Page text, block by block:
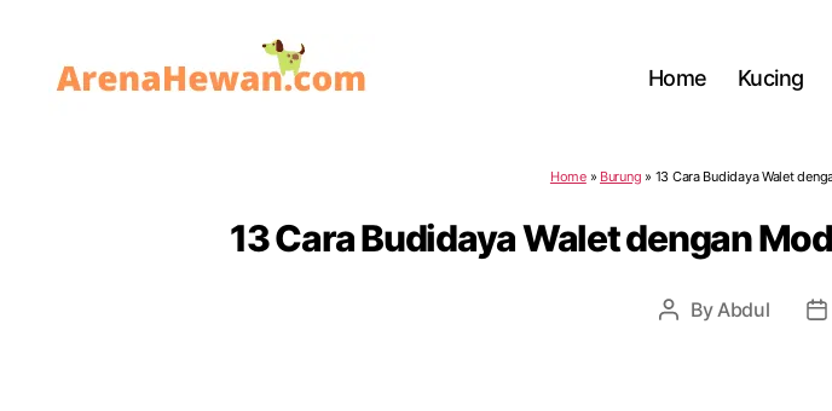
Home Kucing
Home» Burung » 13 Cara Budidaya Walet
13 Cara Budidaya Walet dengan
Post
ByAbdul